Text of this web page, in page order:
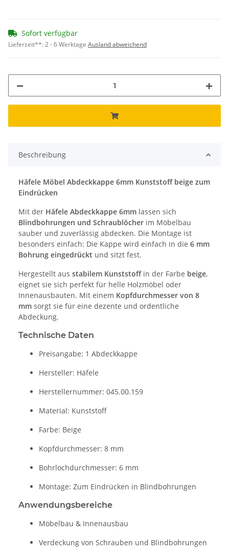
Sofort verfügbar
Lieferzeit**:2 - 6 Werktage Ausland abweichend
Beschreibung
Häfele Möbel Abdeckkappe 6mm Kunststoff beige zum
Eindrücken
Mit der Häfele Abdeckkappe 6mm lassen sich
Blindbohrungen und Schraublöcher im Möbelbau
sauber und zuverlässig abdecken. Die Montage ist
besonders einfach: Die Kappe wird einfach in die 6 mm
Bohrung eingedrückt und sitzt fest.
Hergestellt aus stabilem Kunststoffin der Farbe beige,
eignet sie sich perfekt für helle Holzmöbel oder
Innenausbauten. Mit einem Kopfdurchmesser von 8
mm sorgt sie für eine dezente und ordentliche
Abdeckung.
Technische Daten
Preisangabe: 1 Abdeckkappe
Hersteller: Häfele
Herstellernummer: 045.00.159
Material: Kunststoff
Farbe: Beige
Kopfdurchmesser: 8 mm
Bohrlochdurchmesser: 6 mm
Montage: Zum Eindrücken in Blindbohrungen
Anwendungsbereiche
Möbelbau & Innenausbau
Verdeckung von Schrauben und Blindbohrungen